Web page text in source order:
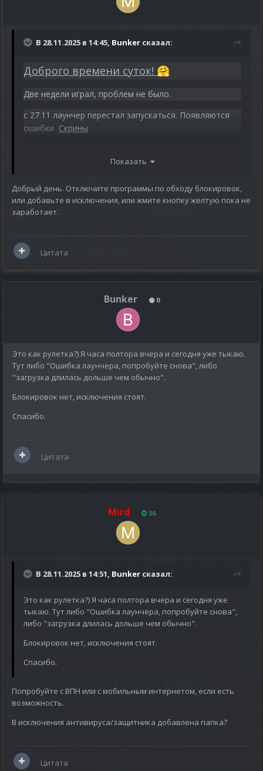
В 28.11.2025 в 14:45, Bunker сказал:
Доброго времени суток! 🤗
Две недели играл, проблем не было.
с 27.11 лаунчер перестал запускаться. Появляются
ошибки Скрины
HERE TO TRY AGAIN - все циклично.
Удалил полностью клиент - скачал установщик - при
запуске лаунчера для обновления клиента тоже
самое выскакивает.
использую, ничего не обновлялось.
Показать
Добрый день. Отключите программы по обходу блокировок,
или добавьте в исключения, или жмите кнопку желтую пока не
заработает.
Цитата
Bunker 0
Это как рулетка?) Я часа полтора вчера и сегодня уже тыкаю.
Тут либо "Ошибка лаунчера, попробуйте снова", либо
"загрузка длилась дольше чем обычно".
Блокировок нет, исключения стоят.
Спасибо.
Цитата
Mird 36
В 28.11.2025 в 14:51, Bunker сказал:
Это как рулетка?) Я часа полтора вчера и сегодня уже
тыкаю. Тут либо "Ошибка лаунчера, попробуйте снова",
либо "загрузка длилась дольше чем обычно".
Блокировок нет, исключения стоят.
Спасибо.
Попробуйте с ВПН или с мобильным интернетом, если есть
возможность.
В исключения антивируса/защитника добавлена папка?
Цитата